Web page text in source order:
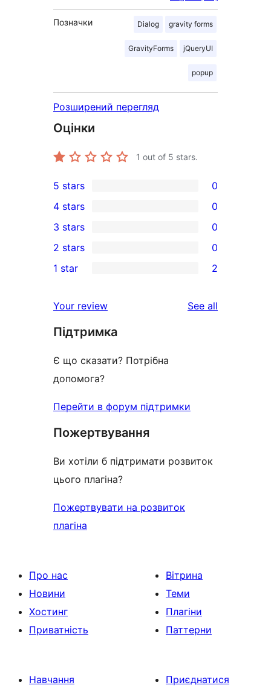
Позначки Dialog gravity forms
GravityForms jQueryUI
popup
Розширений перегляд
Оцінки
1 out of 5 stars.
0
5-
star
reviews
5 stars 0
4-
star
reviews
4 stars 0
0
3-
star
3 stars 0
2-
reviews
2 stars 0
star
reviews
1 star 2
Your review See all
Підтримка
Є що сказати? Потрібна
допомога?
Перейти в форум підтримки
Пожертвування
Ви хотіли б підтримати розвиток
цього плагіна?
Пожертвувати на розвиток
плагіна
Про нас
Новини
Хостинг
Приватність
Вітрина
Теми
Плагіни
Паттерни
Навчання
Приєднатися